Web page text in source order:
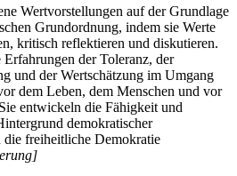
Wertvorstellungen auf der Grundlage
Grundordnung, indem sie Werte
kritisch reflektieren und diskutieren.
der Toleranz, der
und der Wertschätzung im Umgang
dem Leben, dem Menschen und vor
entwickeln die Fähigkeit und
demokratischer
freiheitliche Demokratie